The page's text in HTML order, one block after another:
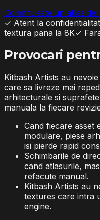
Construieste un atlas
✓ Atent la
textura pana la 8K✓
Provocari
Kitbash Artists au
care sa livreze mai
arhitecturale si
manuala la fiecare
Cand fiecare asset
modulare, piese
isi pierde rapid
Schimbarile de
cand atlasurile,
refacute manual.
Kitbash Artists au
textures care intra
engine.